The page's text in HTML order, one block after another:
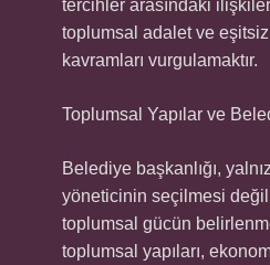
tercihler arasındaki
toplumsal adalet ve
kavramları vurgulamaktır.
Toplumsal Yapılar ve
Belediye başkanlığı,
yöneticinin seçilmesi
toplumsal gücün
toplumsal yapıları,